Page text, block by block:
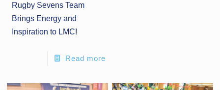
Rugby Sevens Team
Brings Energy and
Inspiration to LMC!
Read more